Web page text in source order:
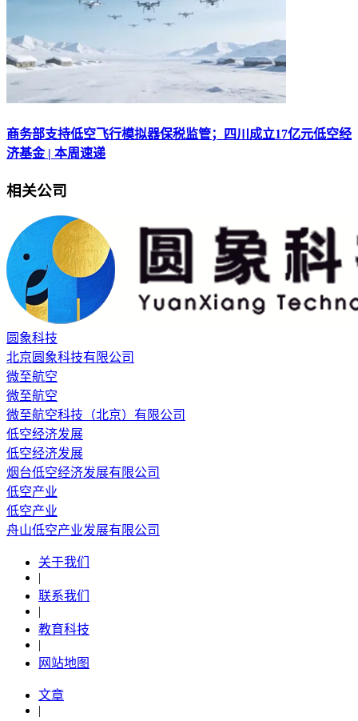
商务部支持低空飞行模拟器保税监管；四川成立17亿元低空经
济基金 | 本周速递
相关公司
圆象科技
北京圆象科技有限公司
微至航空
微至航空
微至航空科技（北京）有限公司
低空经济发展
低空经济发展
烟台低空经济发展有限公司
低空产业
低空产业
舟山低空产业发展有限公司
关于我们
|
联系我们
|
教育科技
|
网站地图
文章
|